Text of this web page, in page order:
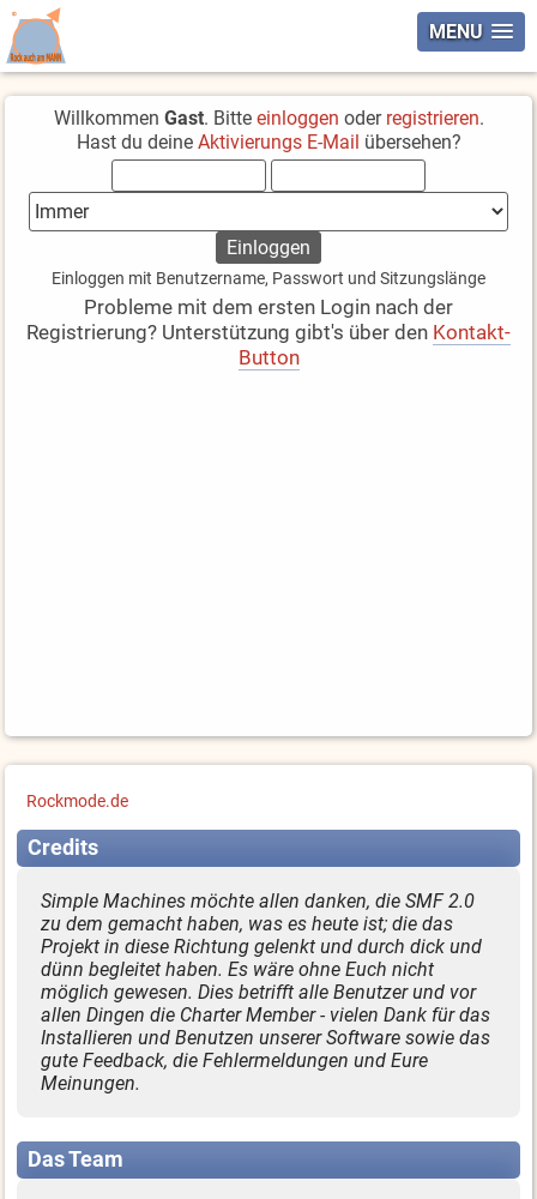
MENU
Willkommen Gast. Bitte einloggen oder registrieren.
Hast du deine Aktivierungs E-Mail übersehen?
Einloggen mit Benutzername, Passwort und Sitzungslänge
Probleme mit dem ersten Login nach der
Registrierung? Unterstützung gibt's über den Kontakt-
Button
Rockmode.de
Credits
Simple Machines möchte allen danken, die SMF 2.0
zu dem gemacht haben, was es heute ist; die das
Projekt in diese Richtung gelenkt und durch dick und
dünn begleitet haben. Es wäre ohne Euch nicht
möglich gewesen. Dies betrifft alle Benutzer und vor
allen Dingen die Charter Member - vielen Dank für das
Installieren und Benutzen unserer Software sowie das
gute Feedback, die Fehlermeldungen und Eure
Meinungen.
Das Team